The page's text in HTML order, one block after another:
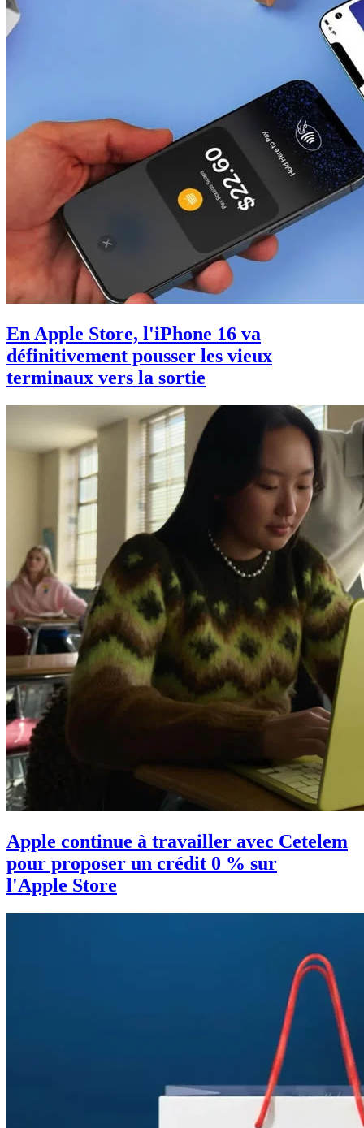
En Apple Store, l'iPhone 16 va
définitivement pousser les vieux
terminaux vers la sortie
Apple continue à travailler avec Cetelem
pour proposer un crédit 0 % sur
l'Apple Store